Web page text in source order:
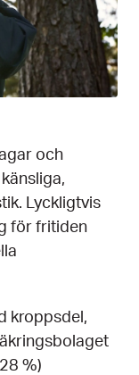
och
Lyckligtvis
för fritiden
kroppsdel,
%)